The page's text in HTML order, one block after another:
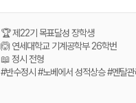
🏆 제22기 목표달성 장학생
🙆 연세대학교 기계공학부 26학번
📖 정시 전형
#반수정시 #노베에서 성적상승 #멘탈